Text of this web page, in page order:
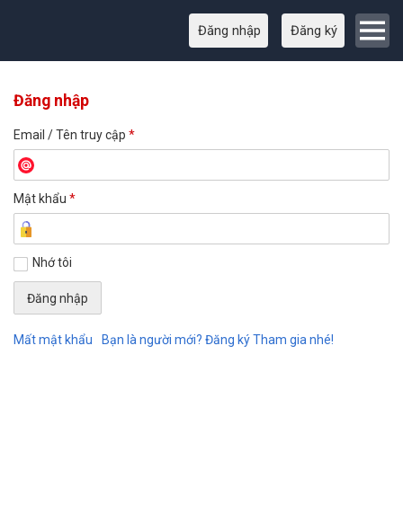
Đăng nhập Đăng ký
Đăng nhập
Email / Tên truy cập *
Mật khẩu *
Nhớ tôi
Mất mật khẩu Bạn là người mới? Đăng ký Tham gia nhé!